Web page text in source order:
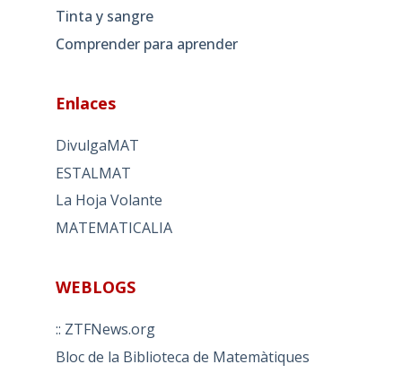
Tinta y sangre
Comprender para aprender
Enlaces
DivulgaMAT
ESTALMAT
La Hoja Volante
MATEMATICALIA
WEBLOGS
:: ZTFNews.org
Bloc de la Biblioteca de Matemàtiques